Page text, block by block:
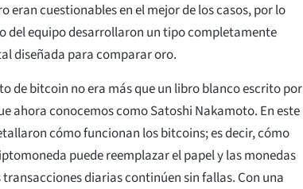
eran cuestionables en el mejor de los casos, por lo
del equipo desarrollaron un tipo completamente
diseñada para comparar oro.
de bitcoin no era más que un libro blanco escrito por
ahora conocemos como Satoshi Nakamoto. En este
cómo funcionan los bitcoins; es decir, cómo
puede reemplazar el papel y las monedas
diarias continúen sin fallas. Con una